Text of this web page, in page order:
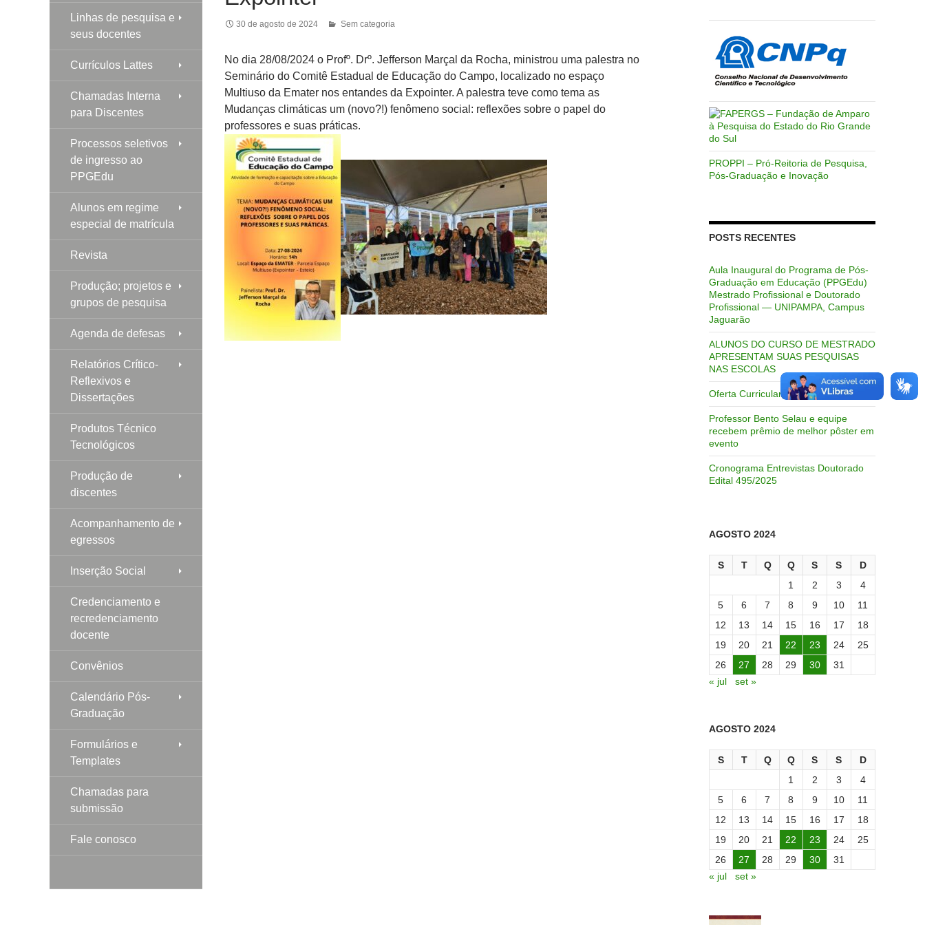
30 de agosto de 2024 Sem categoria
No dia 28/08/2024 o Profº. Drº. Jefferson Marçal da Rocha, ministrou uma palestra no
Seminário do Comitê Estadual de Educação do Campo, localizado no espaço
Multiuso da Emater nos entandes da Expointer. A palestra teve como tema as
Mudanças climáticas um (novo?!) fenômeno social: reflexões sobre o papel do
professores e suas práticas.
PROPPI – Pró-Reitoria de Pesquisa,
Pós-Graduação e Inovação
POSTS RECENTES
Aula Inaugural do Programa de Pós-
Graduação em Educação (PPGEdu)
Mestrado Profissional e Doutorado
Profissional — UNIPAMPA, Campus
Jaguarão
ALUNOS DO CURSO DE MESTRADO
APRESENTAM SUAS PESQUISAS
NAS ESCOLAS
Oferta Curricular 2026/02
Professor Bento Selau e equipe
recebem prêmio de melhor pôster em
evento
Cronograma Entrevistas Doutorado
Edital 495/2025
AGOSTO 2024
S T Q Q S S
D
1
2 3
4
5
6 7 8 9 10
11
12
13 14 15 16 17
18
19
20 21 22 23 24
25
26
27 28 29 30
31
« jul
set »
AGOSTO 2024
S T Q Q S S
D
1
2 3
4
5
6 7 8 9 10
11
12
13 14 15 16 17
18
19
20 21 22 23 24
25
26
27 28 29 30
31
« jul
set »
Linhas de pesquisa e
seus docentes
Currículos Lattes
Chamadas Interna
para Discentes
Processos seletivos
de ingresso ao
PPGEdu
Alunos em regime
especial de matrícula
Revista
Produção; projetos e
grupos de pesquisa
Agenda de defesas
Relatórios Crítico-
Reflexivos e
Dissertações
Produtos Técnico
Tecnológicos
Produção de
discentes
Acompanhamento de
egressos
Inserção Social
Credenciamento e
recredenciamento
docente
Convênios
Calendário Pós-
Graduação
Formulários e
Templates
Chamadas para
submissão
Fale conosco